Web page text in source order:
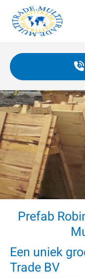
Prefab
Een uniek
Trade BV